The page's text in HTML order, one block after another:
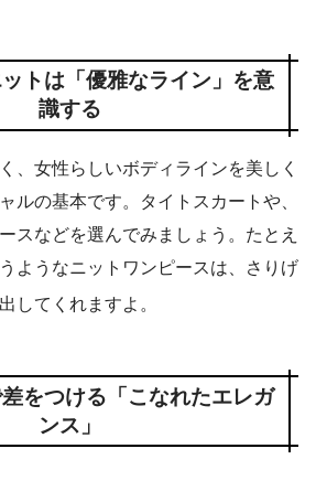
トは「優雅なライン」を意
識する
、女性らしいボディラインを美しく
ルの基本です。タイトスカートや、
スなどを選んでみましょう。たとえ
ようなニットワンピースは、さりげ
してくれますよ 。
をつける「こなれたエレガ
ンス」